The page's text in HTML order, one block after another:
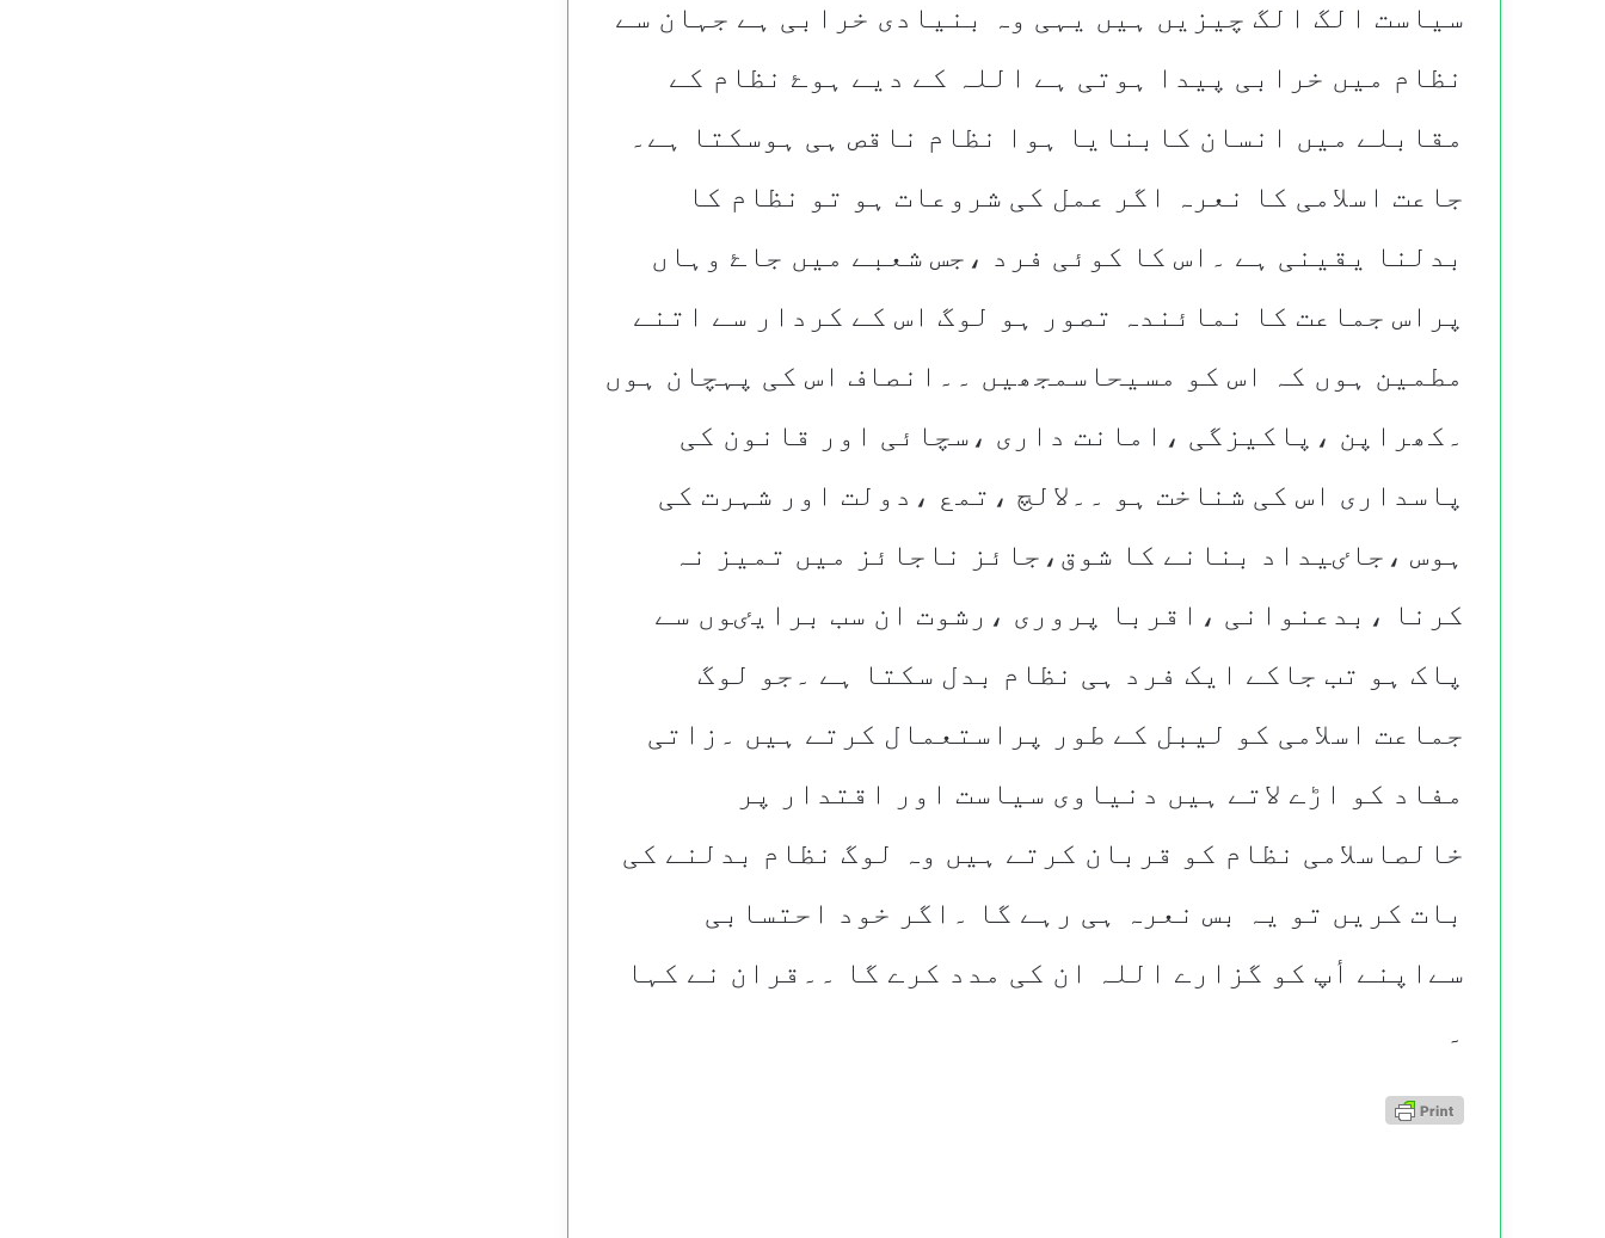
سیاست الگ الگ چیزیں ہیں یہی وہ بنیادی خرابی ہے جہان سے
نظام میں خرابی پیدا ہوتی ہے اللہ کے دیے ہوۓ نظام کے
مقابلے میں انسان کابنایا ہوا نظام ناقص ہی ہوسکتا ہے۔
جاعت اسلامی کا نعرہ اگر عمل کی شروعات ہو تو نظام کا
بدلنا یقینی ہے ۔اس کا کوئی فرد ،جس شعبے میں جاۓ وہاں
پراس جماعت کا نمائندہ تصور ہو لوگ اس کے کردار سے اتنے
مطمین ہوں کہ اس کو مسیحاسمجھیں ۔۔انصاف اس کی پہچان ہوں
۔کھراپن ،پاکیزگی ،امانت داری ،سچائی اور قانون کی
پاسداری اس کی شناخت ہو ۔۔لالچ ،تمع ،دولت اور شہرت کی
ہوس ،جاٸیداد بنانے کا شوق،جائز ناجائز میں تمیز نہ
کرنا ،بدعنوانی ،اقربا پروری ،رشوت ان سب برایٸوں سے
پاک ہو تب جاکے ایک فرد ہی نظام بدل سکتا ہے ۔جو لوگ
جماعت اسلامی کو لیبل کے طور پراستعمال کرتے ہیں ۔زاتی
مفاد کو اڑے لاتے ہیں دنیاوی سیاست اور اقتدار پر
خالصاسلامی نظام کو قربان کرتے ہیں وہ لوگ نظام بدلنے کی
بات کریں تو یہ بس نعرہ ہی رہے گا ۔اگر خود احتسابی
سےاپنے أپ کو گزارے اللہ ان کی مدد کرے گا ۔۔قران نے کہا
۔